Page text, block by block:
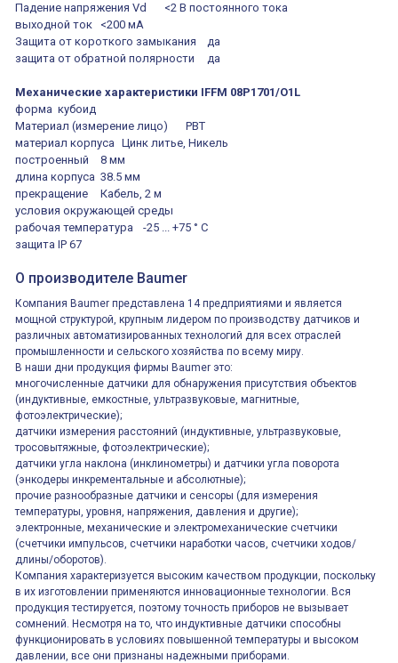
Падение напряжения Vd
<2 В постоянного тока
выходной ток
<200 мА
Защита от короткого замыкания
да
защита от обратной полярности
да
Механические характеристики IFFM 08P1701/O1L
форма кубоид
Материал (измерение лицо)
PBT
материал корпуса Цинк литье, Никель
построенный
8 мм
длина корпуса 38.5 мм
прекращение
Кабель, 2 м
условия окружающей среды
рабочая температура
-25 ... +75 ° C
защита IP 67
О производителе Baumer
Компания Baumer представлена 14 предприятиями и является
мощной структурой, крупным лидером по производству датчиков и
различных автоматизированных технологий для всех отраслей
промышленности и сельского хозяйства по всему миру.
В наши дни продукция фирмы Baumer это:
многочисленные датчики для обнаружения присутствия объектов
(индуктивные, емкостные, ультразвуковые, магнитные,
фотоэлектрические);
датчики измерения расстояний (индуктивные, ультразвуковые,
тросовытяжные, фотоэлектрические);
датчики угла наклона (инклинометры) и датчики угла поворота
(энкодеры инкрементальные и абсолютные);
прочие разнообразные датчики и сенсоры (для измерения
температуры, уровня, напряжения, давления и другие);
электронные, механические и электромеханические счетчики
(счетчики импульсов, счетчики наработки часов, счетчики ходов/
длины/оборотов).
Компания характеризуется высоким качеством продукции, поскольку
в их изготовлении применяются инновационные технологии. Вся
продукция тестируется, поэтому точность приборов не вызывает
сомнений. Несмотря на то, что индуктивные датчики способны
функционировать в условиях повышенной температуры и высоком
давлении, все они признаны надежными приборами.